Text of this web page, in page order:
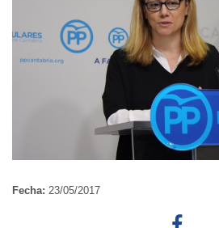
Fecha: 23/05/2017